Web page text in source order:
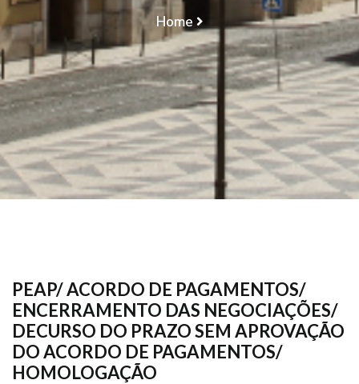
Home
PEAP/ ACORDO DE PAGAMENTOS/
ENCERRAMENTO DAS NEGOCIAÇÕES/ DECURSO
DO PRAZO SEM APROVAÇÃO DO ACORDO DE
PAGAMENTOS/ HOMOLOGAÇÃO
PEAP/ ACORDO DE PAGAMENTOS/
ENCERRAMENTO DAS NEGOCIAÇÕES/
DECURSO DO PRAZO SEM APROVAÇÃO
DO ACORDO DE PAGAMENTOS/
HOMOLOGAÇÃO